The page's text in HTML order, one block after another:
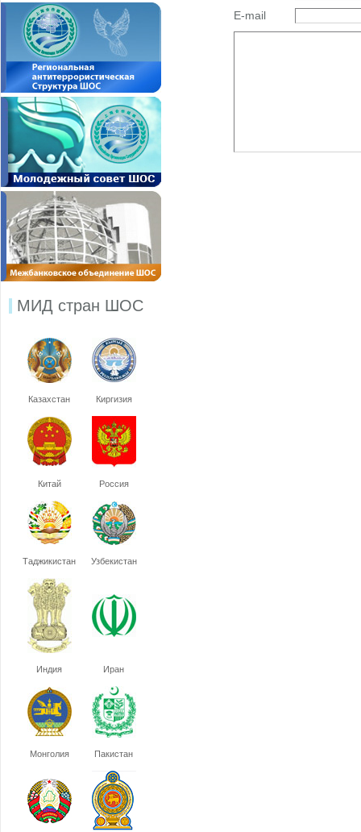
МИД стран ШОС
Казахстан Киргизия
Китай Россия
Таджикистан Узбекистан
Индия Иран
Монголия Пакистан
E-mail